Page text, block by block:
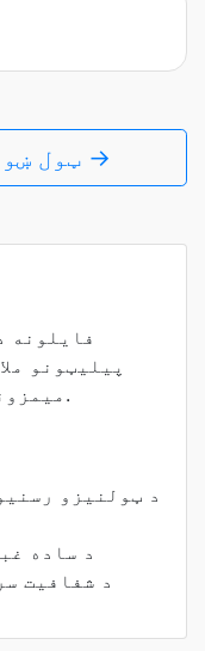
ټول ښودل د انځور بدلونکي →
پیلیټونو
میمزونو او شبیانو لپاره مناسب دي.
د ټولنیزو
د ساده
د شفافیت